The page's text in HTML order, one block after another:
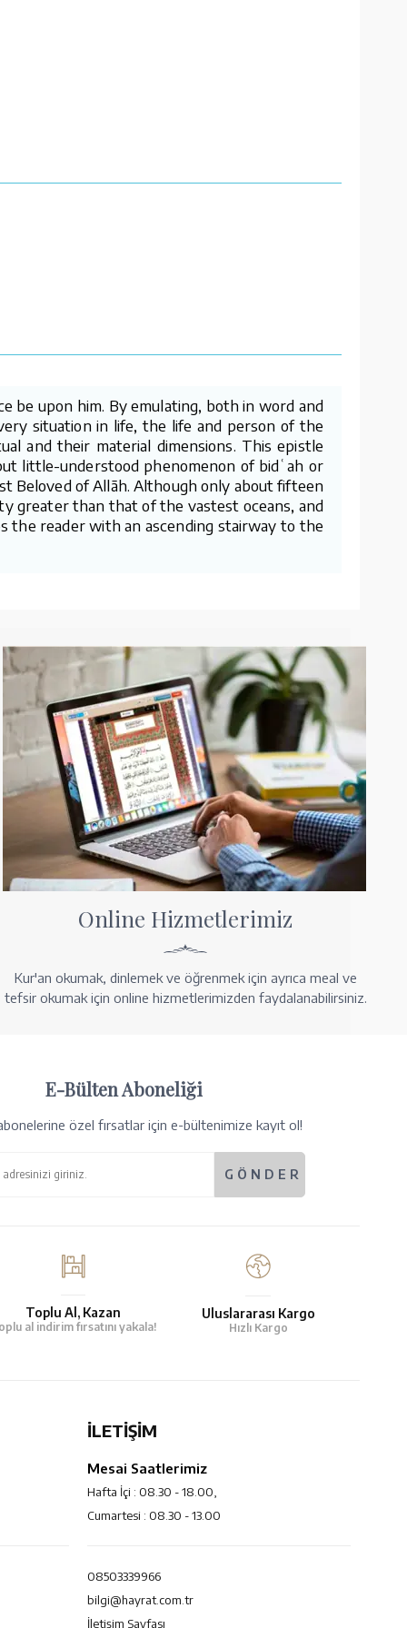
be upon him. By emulating, both in word and
situation in life, the life and person of the
and their material dimensions. This epistle
little-understood phenomenon of bidʿah or
Beloved of Allāh. Although only about fifteen
greater than that of the vastest oceans, and
the reader with an ascending stairway to the
Online Hizmetlerimiz
Kur'an okumak, dinlemek ve öğrenmek için ayrıca meal ve
tefsir okumak için online hizmetlerimizden faydalanabilirsiniz.
E-Bülten Aboneliği
özel fırsatlar için e-bültenimize kayıt ol!
Toplu Al, Kazan
al indirim fırsatını yakala!
Uluslararası Kargo
Hızlı Kargo
İLETİŞİM
Mesai Saatlerimiz
Hafta İçi : 08.30 - 18.00,
Cumartesi : 08.30 - 13.00
08503339966
bilgi@hayrat.com.tr
İletişim Sayfası